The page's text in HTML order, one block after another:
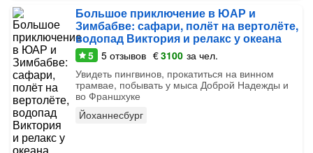
Большое приключение в ЮАР и
Зимбабве: сафари, полёт на вертолёте,
водопад Виктория и релакс у океана
5 5 отзывов €3100 за чел.
Увидеть пингвинов, прокатиться на винном
трамвае, побывать у мыса Доброй Надежды и
во Франшхуке
Йоханнесбург